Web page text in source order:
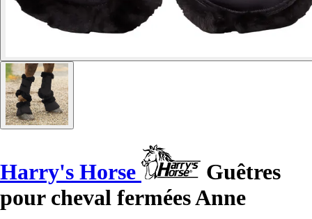
Harry's Horse
Guêtres
pour cheval fermées Anne